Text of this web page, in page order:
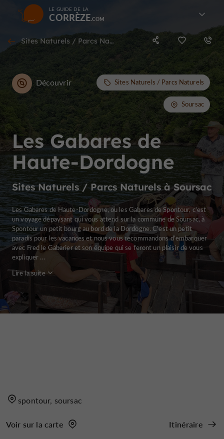
LE GUIDE DE LA
CORRÈZE
Sites Naturels / Parcs Naturels à Soursac
Les Gabares de
Haute-Dordogne
Sites Naturels / Parcs Naturels à Soursac
Découvrir Sites Naturels / Parcs Naturels
Soursac
Les Gabares de Haute-Dordogne, ou les Gabares de Spontour, c'est
un voyage dépaysant qui vous attend sur la commune de Soursac, à
Spontour un petit bourg au bord de la Dordogne. C'est un petit
paradis pour les vacances et nous vous recommandons d'embarquer
avec Fred le Gabarier et son équipe qui se feront un plaisir de vous
expliquer ...
Lire la suite
spontour, soursac
Voir sur la carte Itinéraire